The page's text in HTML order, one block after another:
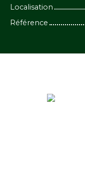
Localisation
Référence